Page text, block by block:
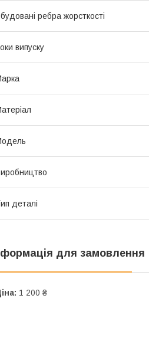
ребра жорсткості
випуску
деталі
для замовлення
1 200 ₴